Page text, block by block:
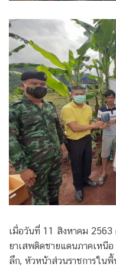
เมื่อวันที่ 11 สิงหาคม
ยาเสพติดชายแดนภาคเหนื
ลึก, หัวหน้าส่วนราชการใน